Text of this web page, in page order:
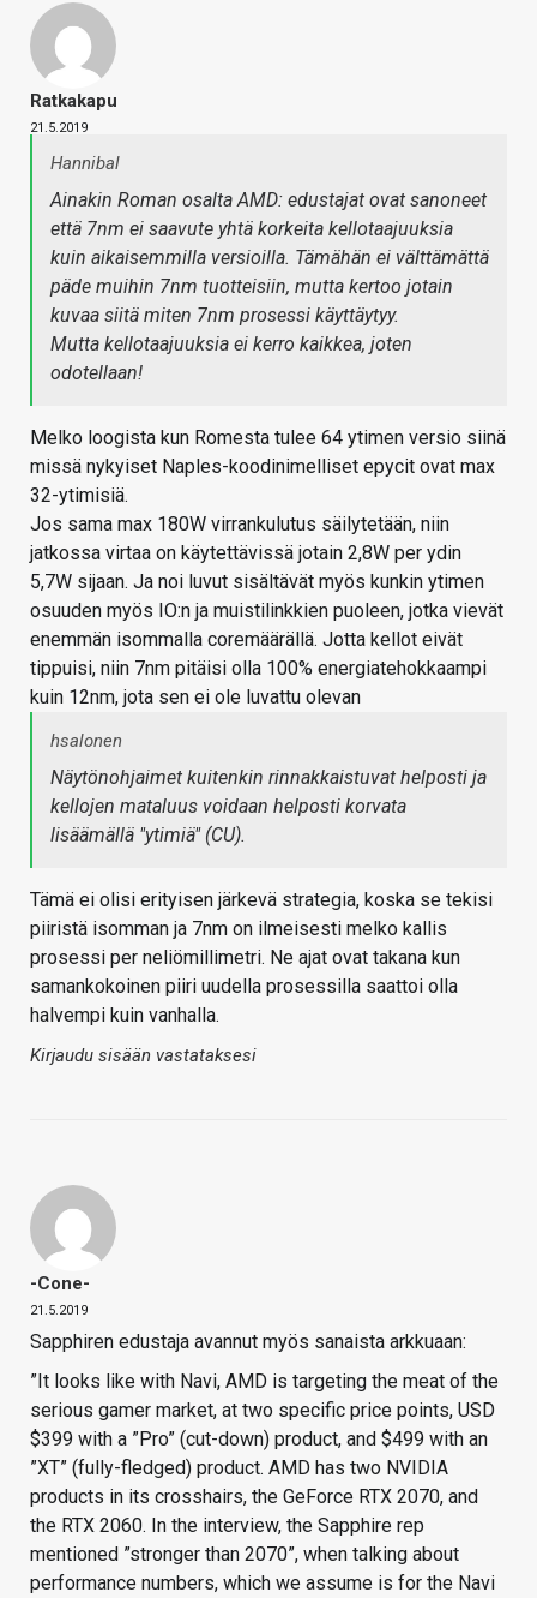
Ratkakapu
21.5.2019
Hannibal
Ainakin Roman osalta AMD: edustajat ovat sanoneet
että 7nm ei saavute yhtä korkeita kellotaajuuksia
kuin aikaisemmilla versioilla. Tämähän ei välttämättä
päde muihin 7nm tuotteisiin, mutta kertoo jotain
kuvaa siitä miten 7nm prosessi käyttäytyy.
Mutta kellotaajuuksia ei kerro kaikkea, joten
odotellaan!
Melko loogista kun Romesta tulee 64 ytimen versio siinä
missä nykyiset Naples-koodinimelliset epycit ovat max
32-ytimisiä.
Jos sama max 180W virrankulutus säilytetään, niin
jatkossa virtaa on käytettävissä jotain 2,8W per ydin
5,7W sijaan. Ja noi luvut sisältävät myös kunkin ytimen
osuuden myös IO:n ja muistilinkkien puoleen, jotka vievät
enemmän isommalla coremäärällä. Jotta kellot eivät
tippuisi, niin 7nm pitäisi olla 100% energiatehokkaampi
kuin 12nm, jota sen ei ole luvattu olevan
hsalonen
Näytönohjaimet kuitenkin rinnakkaistuvat helposti ja
kellojen mataluus voidaan helposti korvata
lisäämällä "ytimiä" (CU).
Tämä ei olisi erityisen järkevä strategia, koska se tekisi
piiristä isomman ja 7nm on ilmeisesti melko kallis
prosessi per neliömillimetri. Ne ajat ovat takana kun
samankokoinen piiri uudella prosessilla saattoi olla
halvempi kuin vanhalla.
Kirjaudu sisään vastataksesi
-Cone-
21.5.2019
Sapphiren edustaja avannut myös sanaista arkkuaan:
”It looks like with Navi, AMD is targeting the meat of the
serious gamer market, at two specific price points, USD
$399 with a ”Pro” (cut-down) product, and $499 with an
”XT” (fully-fledged) product. AMD has two NVIDIA
products in its crosshairs, the GeForce RTX 2070, and
the RTX 2060. In the interview, the Sapphire rep
mentioned ”stronger than 2070”, when talking about
performance numbers, which we assume is for the Navi